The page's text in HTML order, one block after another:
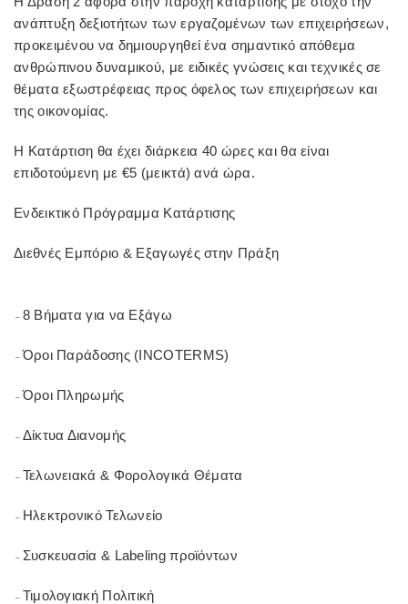
ανάπτυξη δεξιοτήτων των εργαζομένων των επιχειρήσεων,
προκειμένου να δημιουργηθεί ένα σημαντικό απόθεμα
ανθρώπινου δυναμικού, με ειδικές γνώσεις και τεχνικές σε
θέματα εξωστρέφειας προς όφελος των επιχειρήσεων και
της οικονομίας.
Η Κατάρτιση θα έχει διάρκεια 40 ώρες και θα είναι
επιδοτούμενη με €5 (μεικτά) ανά ώρα.
Ενδεικτικό Πρόγραμμα Κατάρτισης
Διεθνές Εμπόριο & Εξαγωγές στην Πράξη
8 Βήματα για να Εξάγω
Όροι Παράδοσης (INCOTERMS)
Όροι Πληρωμής
Δίκτυα Διανομής
Τελωνειακά & Φορολογικά Θέματα
Ηλεκτρονικό Τελωνείο
Συσκευασία & Labeling προϊόντων
Τιμολογιακή Πολιτική